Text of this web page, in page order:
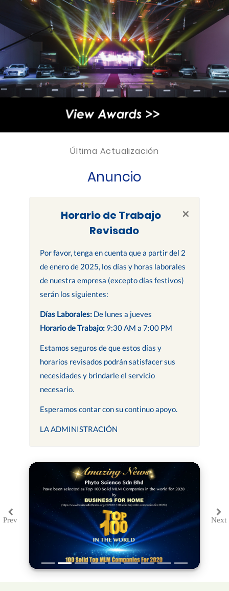
Última Actualización
Anuncio
×
Horario de Trabajo
Revisado
Por favor, tenga en cuenta que a partir del 2
de enero de 2025, los días y horas laborales
de nuestra empresa (excepto días festivos)
serán los siguientes:
Días Laborales:De lunes a jueves
Horario de Trabajo: 9:30 AM a 7:00 PM
Estamos seguros de que estos días y
horarios revisados podrán satisfacer sus
necesidades y brindarle el servicio
necesario.
Esperamos contar con su continuo apoyo.
LA ADMINISTRACIÓN
PrevPrevious Next